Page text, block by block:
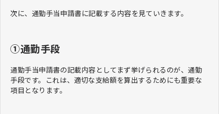
次に、通勤手当申請書に記載する内容を見ていきます。
①通勤手段
通勤手当申請書の記載内容としてまず挙げられるのが、通勤
手段です。これは、適切な支給額を算出するためにも重要な
項目となります。